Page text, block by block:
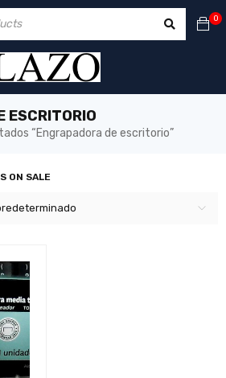
0
ESCRITORIO
“Engrapadora de escritorio”
ON SALE